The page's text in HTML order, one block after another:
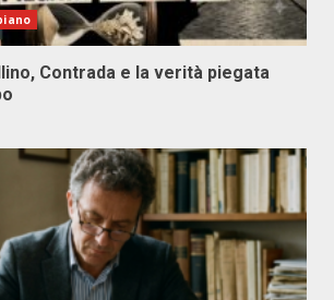
Contrada e la verità piegata